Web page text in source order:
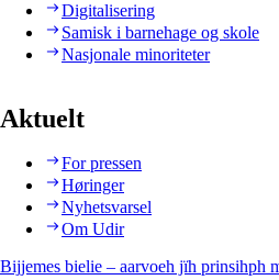
Digitalisering
Samisk i barnehage og skole
Nasjonale minoriteter
Aktuelt
For pressen
Høringer
Nyhetsvarsel
Om Udir
Bijjemes bielie – aarvoeh jïh prinsihph